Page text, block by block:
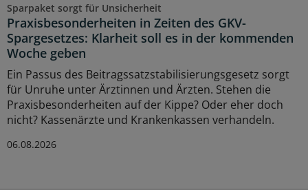
Sparpaket sorgt für Unsicherheit
Praxisbesonderheiten in Zeiten des GKV-
Spargesetzes: Klarheit soll es in der kommenden
Woche geben
Ein Passus des Beitragssatzstabilisierungsgesetz sorgt
für Unruhe unter Ärztinnen und Ärzten. Stehen die
Praxisbesonderheiten auf der Kippe? Oder eher doch
nicht? Kassenärzte und Krankenkassen verhandeln.
06.08.2026